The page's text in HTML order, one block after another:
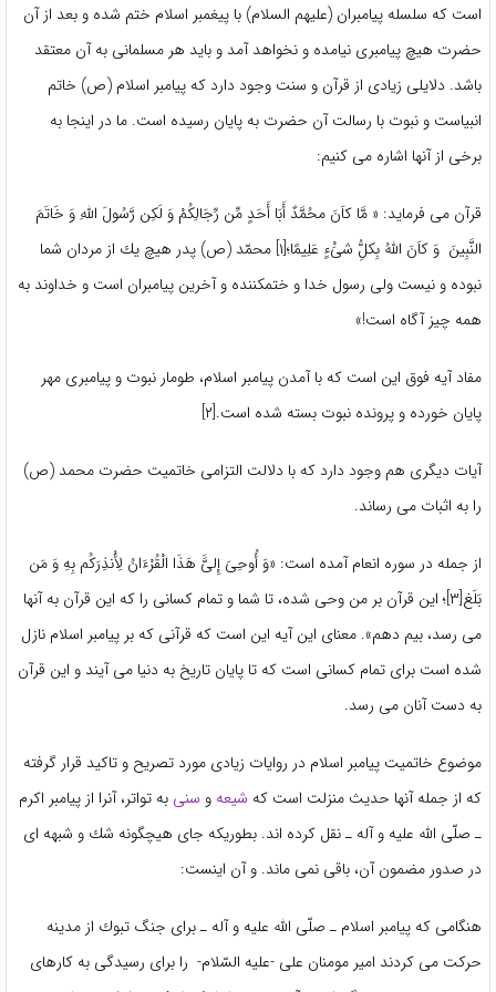
است كه سلسله پیامبران (علیهم السلام) با پیغمبر اسلام ختم شده و بعد از آن
حضرت هیچ پیامبری نیامده و نخواهد آمد و باید هر مسلمانی به آن معتقد
باشد. دلایلی زیادی از قرآن و سنت وجود دارد که پیامبر اسلام (ص) خاتم
انبیاست و نبوت با رسالت آن حضرت به پایان رسیده است. ما در اینجا به
برخی از آنها اشاره می کنیم:
قرآن می فرماید: « مَّا كاَنَ محُمَّدٌ أَبَا أَحَدٍ مِّن رِّجَالِكُمْ وَ لَكِن رَّسُولَ اللَّهِ وَ خَاتَمَ
النَّبِینَ وَ كاَنَ اللَّهُ بِكلُ‏ِّ شىَ‏ْءٍ عَلِیمًا؛[۱] محمّد (ص) پدر هیچ یك از مردان شما
نبوده و نیست ولى رسول خدا و ختم‏كننده و آخرین پیامبران است و خداوند به
همه چیز آگاه است!»
مفاد آیه فوق این است كه با آمدن پیامبر اسلام، طومار نبوت و پیامبری مهر
پایان خورده و پرونده نبوت بسته شده است.[۲]
آیات دیگری هم وجود دارد که با دلالت التزامی خاتمیت حضرت محمد (ص)
را به اثبات می رساند.
از جمله در سوره انعام آمده است: «وَ أُوحِىَ إِلىَ‏َّ هَذَا الْقُرْءَانُ لِأُنذِرَكُم بِهِ وَ مَن
بَلَغ‏[۳]؛ این قرآن بر من وحى شده، تا شما و تمام كسانى را كه این قرآن به آنها
مى‏ رسد، بیم دهم». معنای این آیه این است که قرآنی که بر پیامبر اسلام نازل
شده است برای تمام کسانی است که تا پایان تاریخ به دنیا می آیند و این قرآن
به دست آنان می رسد.
موضوع خاتمیت پیامبر اسلام در روایات زیادی مورد تصریح و تاكید قرار گرفته
كه از جمله آنها حدیث منزلت است كه شیعه و سنی به تواتر، آنرا از پیامبر اكرم
ـ صلّی الله علیه و آله ـ نقل كرده اند. بطوریكه جای هیچگونه شك و شبهه ای
در صدور مضمون آن، باقی نمی ماند. و آن اینست:
هنگامی كه پیامبر اسلام ـ صلّی الله علیه و آله ـ برای جنگ تبوك از مدینه
حركت می كردند امیر مومنان علی -علیه السّلام- را برای رسیدگی به كارهای